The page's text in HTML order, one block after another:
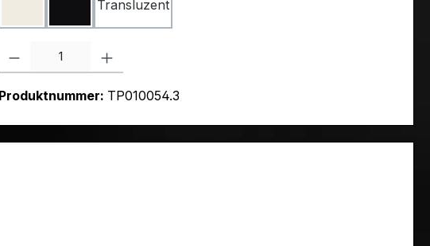
Weiß RAL 9010Schwarz RAL 9005
Transluzent
Produkt Anzahl: Gib den gewünschten Wert ein oder benutze die Schaltflächen
Produktnummer: TP010054.3